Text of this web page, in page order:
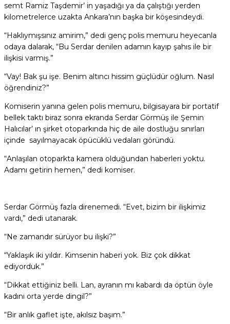
semt Ramiz Taşdemir’ in yaşadığı ya da çalıştığı yerden
kilometrelerce uzakta Ankara’nın başka bir köşesindeydi.
“Haklıymışsınız amirim,” dedi genç polis memuru heyecanla
odaya dalarak, “Bu Serdar denilen adamın kayıp şahıs ile bir
ilişkisi varmış.”
“Vay! Bak şu işe. Benim altıncı hissim güçlüdür oğlum. Nasıl
öğrendiniz?”
Komiserin yanına gelen polis memuru, bilgisayara bir portatif
bellek taktı biraz sonra ekranda Serdar Görmüş ile Şemin
Halıcılar’ ın şirket otoparkında hiç de aile dostluğu sınırları
içinde sayılmayacak öpücüklü vedaları göründü.
“Anlaşılan otoparkta kamera olduğundan haberleri yoktu.
Adamı getirin hemen,” dedi komiser.
Serdar Görmüş fazla direnemedi. “Evet, bizim bir ilişkimiz
vardı,” dedi utanarak.
“Ne zamandır sürüyor bu ilişki?”
“Yaklaşık iki yıldır. Kimsenin haberi yok. Biz çok dikkat
ediyorduk.”
“Dikkat ettiğiniz belli. Lan, ayranın mı kabardı da öptün öyle
kadını orta yerde dingil?”
“Bir anlık gaflet işte, akılsız başım.”